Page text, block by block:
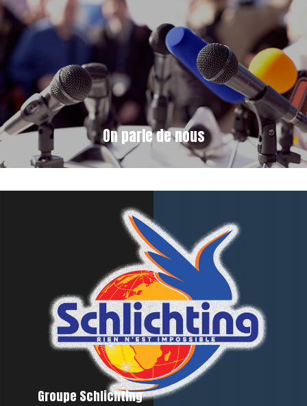
On parle de nous
Groupe Schlichting